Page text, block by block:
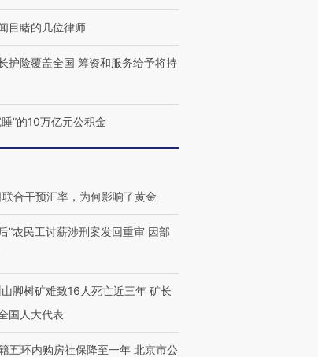
有意思的生活方式·第三对
目睹的几位律师
护险覆盖全国 筹资和服务给予将持
睡”的10万亿元公积金
联合干预汇率，为何影响了黄金
”农民工讨薪涉刑案发回重审 因部
脚树矿难致16人死亡近三年 矿长
国人大代表
五环内购房社保降至一年 北京市公